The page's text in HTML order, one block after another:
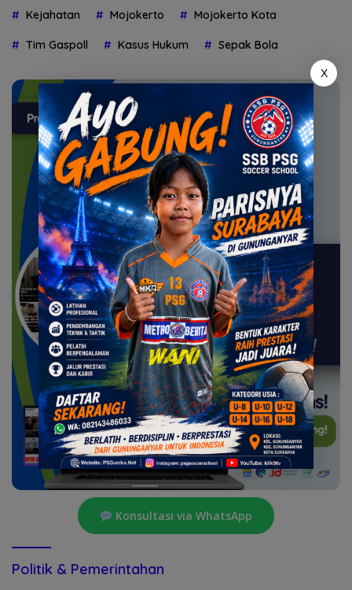
Kejahatan Mojokerto Mojokerto Kota
Tim Gaspoll Kasus Hukum Sepak Bola
Konsultasi via WhatsApp
Politik & Pemerintahan
X